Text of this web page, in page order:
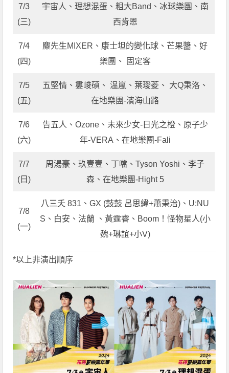
7/3
(三)
宇宙人、理想混蛋、粗大Band、冰球樂團、南
西肯恩
7/4
(四)
麋先生MIXER、康士坦的變化球、芒果醬、好
樂團、 固定客
7/5
(五)
五堅情、婁峻碩、 温嵐、葉璦菱、 大Q秉洛、
在地樂團-濱海山路
7/6
(六)
告五人、Ozone、未來少女-日光之橙、原子少
年-VERA、在地樂團-Fali
7/7
(日)
周湯豪、玖壹壹、丁噹、Tyson Yoshi、李子
森、在地樂團-Hight 5
7/8
(一)
八三夭 831、GX (鼓鼓 呂思緯+蕭秉治)、U:NU
S、白安、法蘭 、黃霆睿、Boom！怪物星人(小
魏+琳誼+小V)
*以上非演出順序